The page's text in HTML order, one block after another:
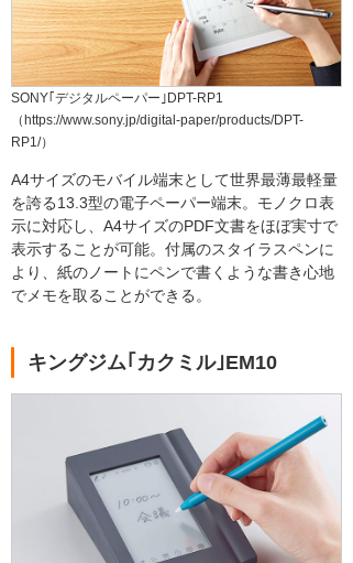
SONY｢デジタルペーパー｣DPT-RP1
（https://www.sony.jp/digital-paper/products/DPT-
RP1/）
A4サイズのモバイル端末として世界最薄最軽量
を誇る13.3型の電子ペーパー端末。モノクロ表
示に対応し、A4サイズのPDF文書をほぼ実寸で
表示することが可能。付属のスタイラスペンに
より、紙のノートにペンで書くような書き心地
でメモを取ることができる。
キングジム｢カクミル｣EM10